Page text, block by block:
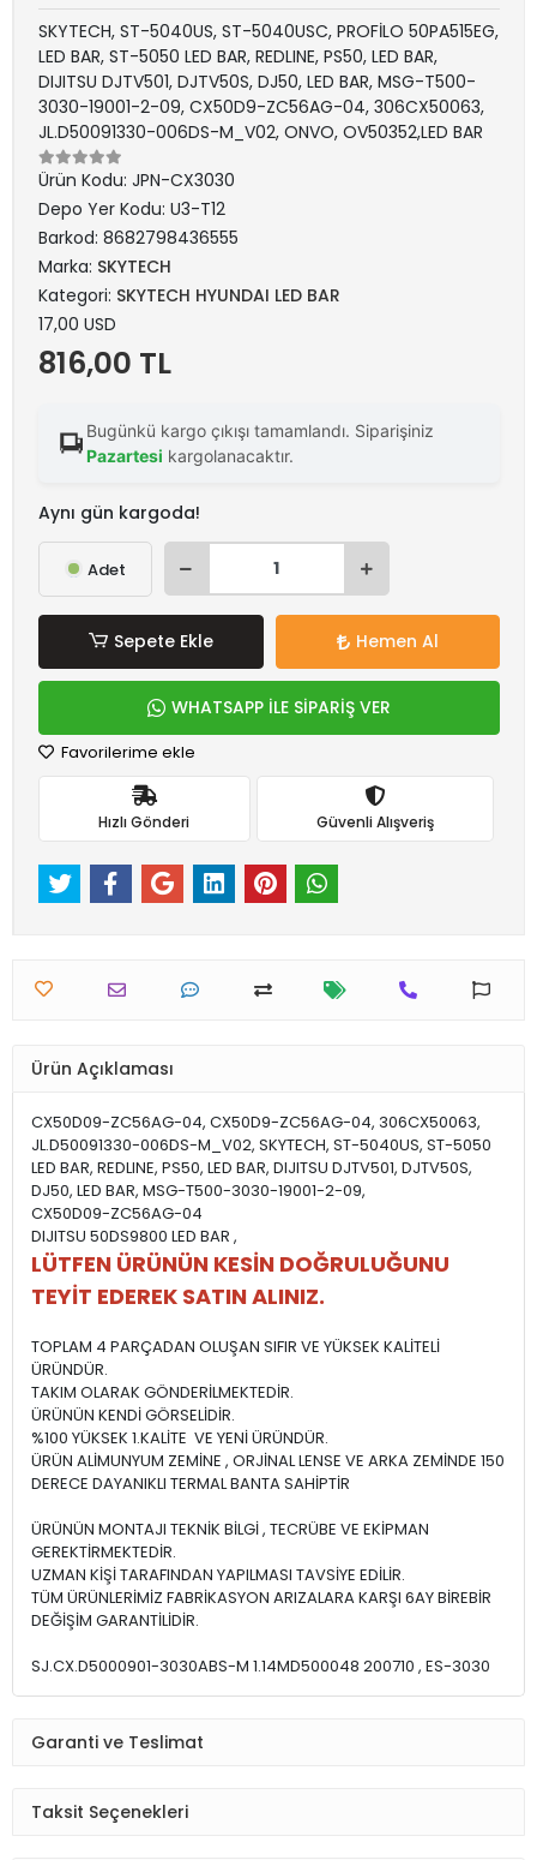
SKYTECH, ST-5040US, ST-5040USC, PROFİLO 50PA515EG,
LED BAR, ST-5050 LED BAR, REDLINE, PS50, LED BAR,
DIJITSU DJTV501, DJTV50S, DJ50, LED BAR, MSG-T500-
3030-19001-2-09, CX50D9-ZC56AG-04, 306CX50063,
JL.D50091330-006DS-M_V02, ONVO, OV50352,LED BAR
Ürün Kodu: JPN-CX3030
Depo Yer Kodu: U3-T12
Barkod: 8682798436555
Marka: SKYTECH
Kategori: SKYTECH HYUNDAI LED BAR
17,00 USD
816,00 TL
Bugünkü kargo çıkışı tamamlandı. Siparişiniz
Pazartesi kargolanacaktır.
Aynı gün kargoda!
Adet
Sepete Ekle Hemen Al
WHATSAPP İLE SİPARİŞ VER
Favorilerime ekle
Hızlı Gönderi Güvenli Alışveriş
Ürün Açıklaması
CX50D09-ZC56AG-04, CX50D9-ZC56AG-04, 306CX50063,
JL.D50091330-006DS-M_V02, SKYTECH, ST-5040US, ST-5050
LED BAR, REDLINE, PS50, LED BAR, DIJITSU DJTV501, DJTV50S,
DJ50, LED BAR, MSG-T500-3030-19001-2-09,
CX50D09-ZC56AG-04
DIJITSU 50DS9800 LED BAR ,
LÜTFEN ÜRÜNÜN KESİN DOĞRULUĞUNU
TEYİT EDEREK SATIN ALINIZ.
TOPLAM 4 PARÇADAN OLUŞAN SIFIR VE YÜKSEK KALİTELİ
ÜRÜNDÜR.
TAKIM OLARAK GÖNDERİLMEKTEDİR.
ÜRÜNÜN KENDİ GÖRSELİDİR.
%100 YÜKSEK 1.KALİTE VE YENİ ÜRÜNDÜR.
ÜRÜN ALİMUNYUM ZEMİNE , ORJİNAL LENSE VE ARKA ZEMİNDE 150
DERECE DAYANIKLI TERMAL BANTA SAHİPTİR
ÜRÜNÜN MONTAJI TEKNİK BİLGİ , TECRÜBE VE EKİPMAN
GEREKTİRMEKTEDİR.
UZMAN KİŞİ TARAFINDAN YAPILMASI TAVSİYE EDİLİR.
TÜM ÜRÜNLERİMİZ FABRİKASYON ARIZALARA KARŞI 6AY BİREBİR
DEĞİŞİM GARANTİLİDİR.
SJ.CX.D5000901-3030ABS-M 1.14MD500048 200710 , ES-3030
Garanti ve Teslimat
Taksit Seçenekleri